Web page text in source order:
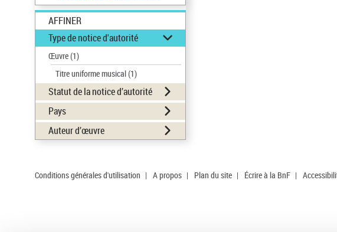
AFFINER
Type de notice d'autorité
Œuvre(1)
Titre uniforme musical(1)
Statut de la notice d’autorité
Pays
Auteur d’œuvre
Conditions générales d'utilisation | A propos | Plan du site | Écrire à la BnF |